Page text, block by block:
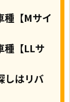
【Mサイ
種【LLサ
しはリバ